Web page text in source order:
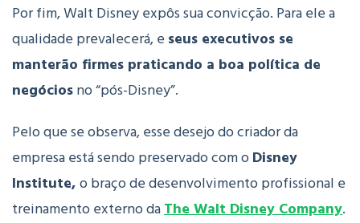
Por fim, Walt Disney expôs sua convicção. Para ele a
qualidade prevalecerá, e seus executivos se
manterão firmes praticando a boa política de
negóciosno “pós-Disney”.
Pelo que se observa, esse desejo do criador da
empresa está sendo preservado com oDisney
Institute,o braço de desenvolvimento profissional e
treinamento externo daThe Walt Disney Company.